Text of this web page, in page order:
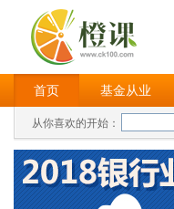
首页 基金从业
从你喜欢的开始：